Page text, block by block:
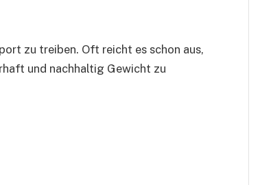
zu treiben. Oft reicht es schon aus,
und nachhaltig Gewicht zu